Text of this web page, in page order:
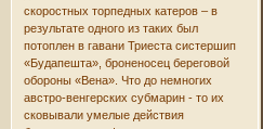
скоростных торпедных катеров – в
результате одного из таких был
потоплен в гавани Триеста систершип
«Будапешта», броненосец береговой
обороны «Вена». Что до немногих
австро-венгерских субмарин - то их
сковывали умелые действия